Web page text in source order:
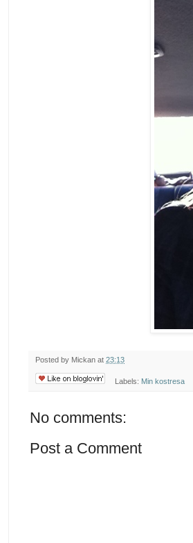
Posted by Mickan at 23:13
Labels: Min kostresa
No comments:
Post a Comment